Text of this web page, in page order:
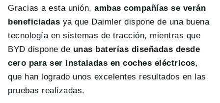
Gracias a esta unión,ambas compañías se verán
beneficiadas ya que Daimler dispone de una buena
tecnología en sistemas de tracción, mientras que
BYD dispone de unas baterías diseñadas desde
cero para ser instaladas en coches eléctricos,
que han logrado unos excelentes resultados en las
pruebas realizadas.